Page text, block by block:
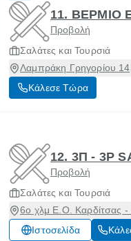
11. ΒΕΡΜΙΟ
Προβολή
Σαλάτες και Τουρσιά
Λαμπράκη Γρηγορίου
Κάλεσε Τώρα
12. 3Π - 3P
Προβολή
Σαλάτες και Τουρσιά
6ο χλμ Ε.Ο. Καρδίτσας
Ιστοσελίδα